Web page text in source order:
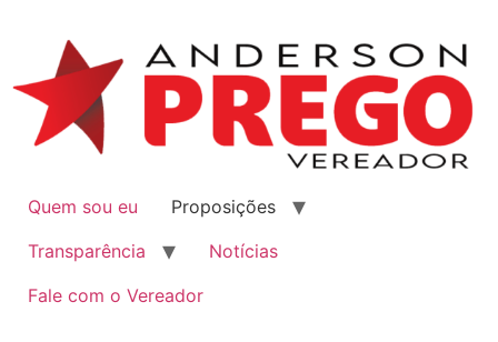
Quem sou eu
Proposições
Transparência
Notícias
Fale com o Vereador